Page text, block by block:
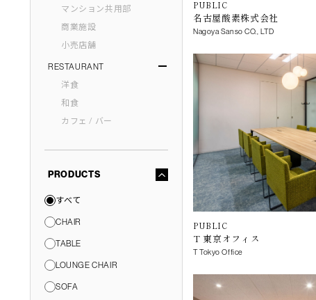
マンション共用部
商業施設
小売店舗
RESTAURANT
洋食
和食
カフェ / バー
PRODUCTS
すべて
CHAIR
TABLE
LOUNGE CHAIR
SOFA
PUBLIC
名古屋酸素株式会社
Nagoya Sanso CO., LTD
PUBLIC
T 東京オフィス
T Tokyo Office